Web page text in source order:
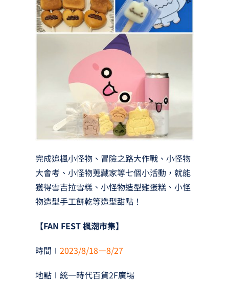
完成追楓小怪物、冒險之路大作戰、小怪物
大會考、小怪物蒐藏家等七個小活動，就能
獲得雪吉拉雪糕、小怪物造型雞蛋糕、小怪
物造型手工餅乾等造型甜點！
【FAN FEST 楓潮市集】
時間∣ 2023/8/18—8/27
地點∣統一時代百貨2F廣場